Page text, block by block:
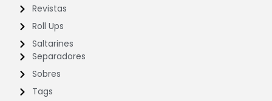
Revistas
Roll Ups
Saltarines
Separadores
Sobres
Tags